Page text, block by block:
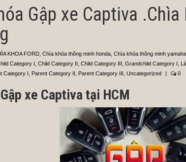
Gập xe Captiva
KHOA FORD Chìa khóa thông minh honda Chìa khóa thông minh yamaha
Category I Child Category II Child Category III Grandchild Category I
Category I Parent Category II Parent Category III Uncategorized | 0
xe Captiva tại HCM